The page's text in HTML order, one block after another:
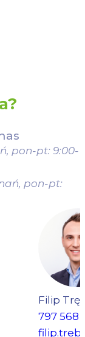
częściami
i
do pracy, na
sprzyja
pon-pt: 9:00-
pon-pt:
Filip
797 568